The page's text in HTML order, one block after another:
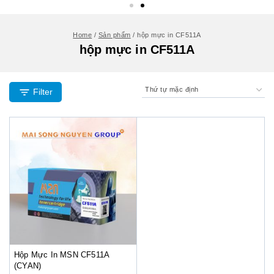
Home / Sản phẩm / hộp mực in CF511A
hộp mực in CF511A
Filter
Hộp Mực In MSN CF511A
(CYAN)